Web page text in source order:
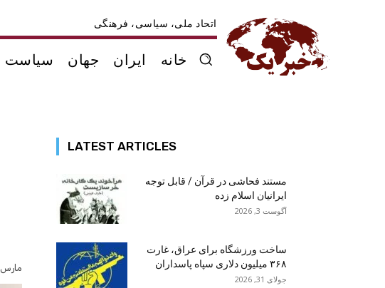
اتحاد ملی، سیاسی، فرهنگی
خانه ایران جهان سیاست
مارس 23, 2026
LATEST ARTICLES
مستند فحاشی در قرآن / قابل توجه
ایرانیان اسلام زده
آگوست 3, 2026
ساخت ورزشگاه برای عراق، غارت
۳۶۸ میلیون دلاری سپاه پاسداران
جولای 31, 2026